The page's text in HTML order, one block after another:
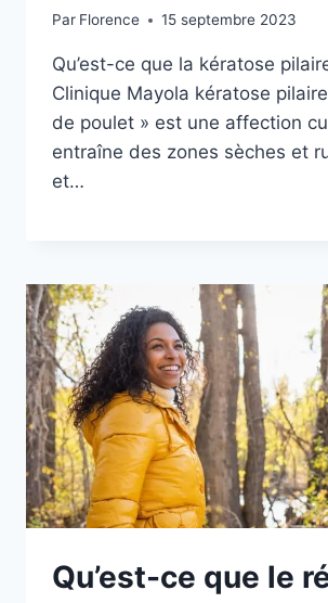
Par Florence 15 septembre 2023
Qu’est-ce que la kératose
Clinique Mayola kératose
de poulet » est une affection
entraîne des zones sèches et
et…
Qu’est-ce que le